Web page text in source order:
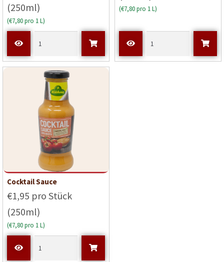
(250ml)
(€7,80 pro 1 L)
(€7,80 pro 1 L)
Cocktail Sauce
€1,95 pro Stück
(250ml)
(€7,80 pro 1 L)